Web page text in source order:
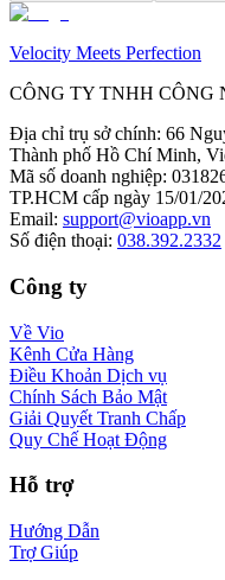
Velocity Meets Perfection
CÔNG TY TNHH CÔNG
Địa chỉ trụ sở chính: 66
Thành phố Hồ Chí Minh,
Mã số doanh nghiệp:
TP.HCM cấp ngày 15/01/
Email: support@vioapp.vn
Số điện thoại: 038.392.2332
Công ty
Về Vio
Kênh Cửa Hàng
Điều Khoản Dịch vụ
Chính Sách Bảo Mật
Giải Quyết Tranh Chấp
Quy Chế Hoạt Động
Hỗ trợ
Hướng Dẫn
Trợ Giúp